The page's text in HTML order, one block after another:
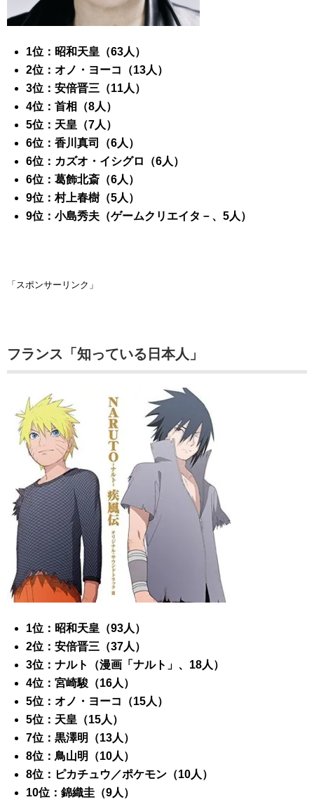
1位：昭和天皇（63人）
2位：オノ・ヨーコ（13人）
3位：安倍晋三（11人）
4位：首相（8人）
5位：天皇（7人）
6位：香川真司（6人）
6位：カズオ・イシグロ（6人）
6位：葛飾北斎（6人）
9位：村上春樹（5人）
9位：小島秀夫（ゲームクリエイタ－、5人）
「スポンサーリンク」
フランス「知っている日本人」
1位：昭和天皇（93人）
2位：安倍晋三（37人）
3位：ナルト（漫画「ナルト」、18人）
4位：宮崎駿（16人）
5位：オノ・ヨーコ（15人）
5位：天皇（15人）
7位：黒澤明（13人）
8位：鳥山明（10人）
8位：ピカチュウ／ポケモン（10人）
10位：錦織圭（9人）